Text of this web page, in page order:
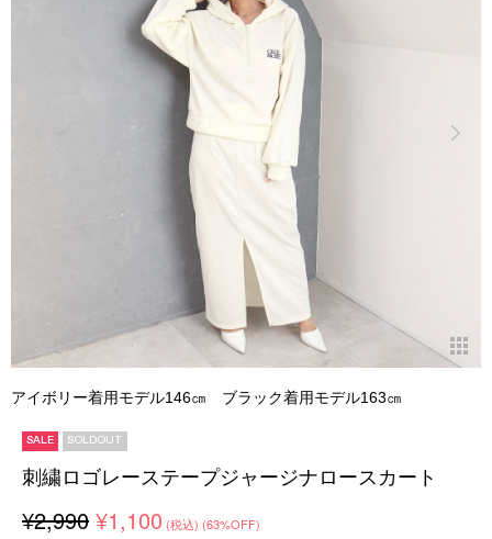
アイボリー着用モデル146㎝ ブラック着用モデル163㎝
SALE SOLDOUT
刺繍ロゴレーステープジャージナロースカート
¥2,990 ¥1,100 (税込) (63%OFF)